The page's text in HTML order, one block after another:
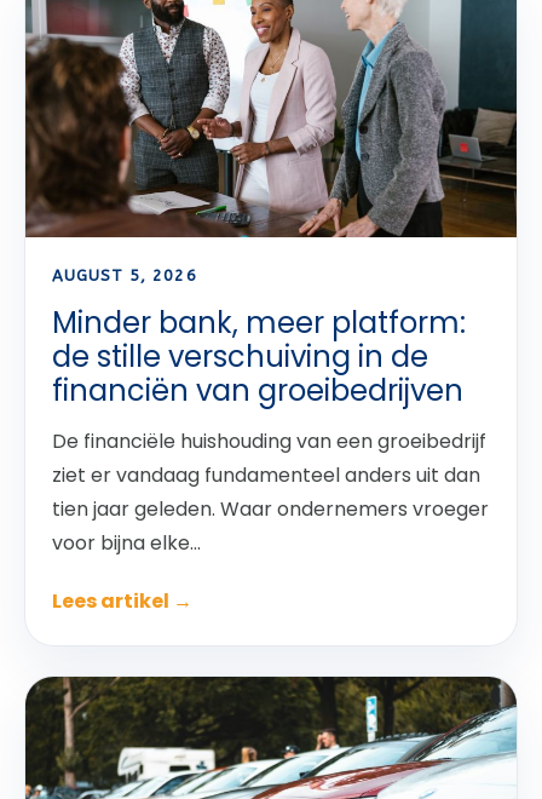
AUGUST 5, 2026
Minder bank, meer platform:
de stille verschuiving in de
financiën van groeibedrijven
De financiële huishouding van een groeibedrijf
ziet er vandaag fundamenteel anders uit dan
tien jaar geleden. Waar ondernemers vroeger
voor bijna elke...
Lees artikel →